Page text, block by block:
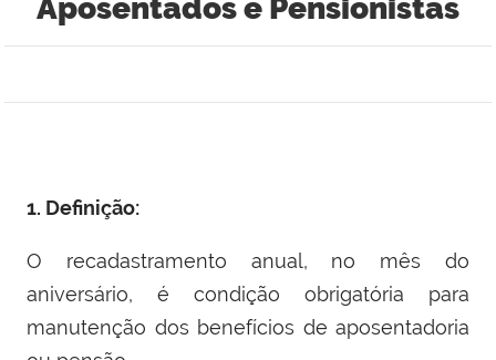
Aposentados e Pensionistas
1. Definição:
O recadastramento anual, no mês do
aniversário, é condição obrigatória para
manutenção dos benefícios de aposentadoria